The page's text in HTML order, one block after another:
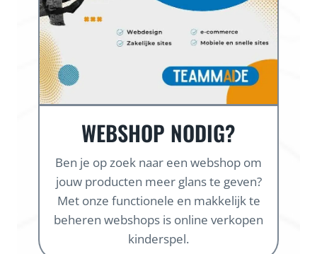
WEBSHOP NODIG?
Ben je op zoek naar een webshop om
jouw producten meer glans te geven?
Met onze functionele en makkelijk te
beheren webshops is online verkopen
kinderspel.